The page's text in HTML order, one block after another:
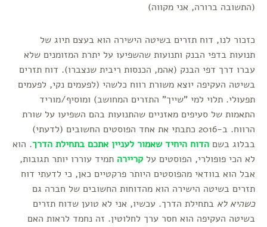
(התשובה ברורה, אני מקווה)
כזכור לנו, דוח תזרים בשיטה הישירה הוא בעצם תיוג של
תנועות בדפי הבנק ותנועות שהשפיעו על יתרת המזומנים שלא
עברו דרך דפי הבנק (אהמ, הכנסות ריבית שנצברו). דוח תזרים
בשיטה העקיפה יוצא משורת רווח כלשהי (לפעמים נקי, לפעמים
תפעולי. תלוי למי "שייך" התזרים המחושב) ומוסיף/מוריד
התאמות של סעיפים מאזניים שהתנועות בהם השפיעו על שורת
הרווח. ב-2016 כתבתי את אחד הפוסטים החשובים (לדעתי)
בבלוג בשם הדוח היחיד שאמור לעניין אתכם בתחילת הדרך. הוא
לא הכי פופולרי, הפוסטים על קריירה תמיד עוררו יותר תגובות,
אבל הוא בוודאי מהפוסטים היותר פרקטיים כאן, כי לדעתי דוח
תזרים בשיטה הישירה הוא מהדוחות החשובים של חברה גם
כשהיא לא בתחילת הדרך. עכשיו, אני לא טוען שדוח תזרים
בשיטה העקיפה הוא חסר ערך לחלוטין. זה נחמד לראות האם